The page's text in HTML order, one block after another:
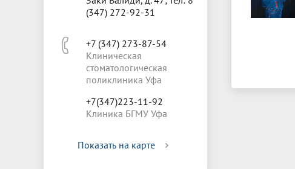
(347) 272-92-31
+7 (347) 273-87-54
Клиническая
стоматологическая
поликлиника Уфа
+7(347)223-11-92
Клиника БГМУ Уфа
Показать на карте